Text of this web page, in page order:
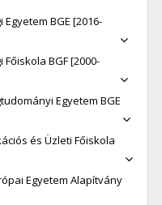
BGE [2016-
BGF [2000-
Egyetem BGE
és Üzleti Főiskola
Egyetem Alapítvány